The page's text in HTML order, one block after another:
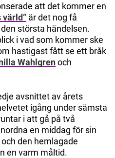
att det kommer en
värld” är det nog få
största händelsen.
i vad som kommer ske
hastigast fått se ett bråk
Wahlgrenoch
avsnittet av årets
igång under sämsta
i att gå på två
en middag för sin
den hemlagade
en varm måltid.